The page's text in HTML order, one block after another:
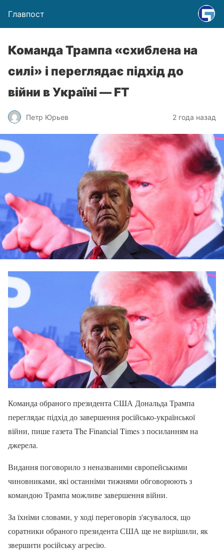
Главпост
Команда Трампа «схиблена на
силі» і переглядає підхід до
війни в Україні — FT
Петр Юрьев 2 года назад
Команда обраного президента США Дональда Трампа
переглядає підхід до завершення російсько-української
війни, пише газета The Financial Times з посиланням на
джерела.
Видання поговорило з неназваними європейськими
чиновниками, які останніми тижнями обговорюють з
командою Трампа можливе завершення війни.
За їхніми словами, у ході переговорів з'ясувалося, що
соратники обраного президента США ще не вирішили, як
звершити російську агресію.